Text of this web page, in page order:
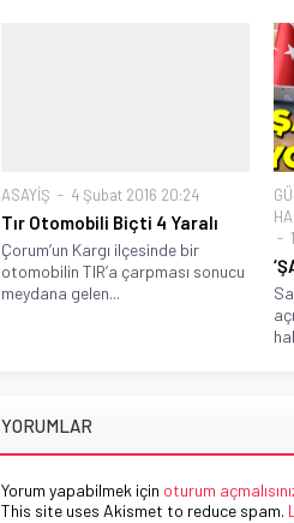
ASAYİŞ 4 Şubat 2016 20:24
Tır Otomobili Biçti 4 Yaralı
Çorum’un Kargı ilçesinde bir
otomobilin TIR’a çarpması sonucu
meydana gelen...
YORUMLAR
Yorum yapabilmek için oturum
This site uses Akismet to reduce spam.